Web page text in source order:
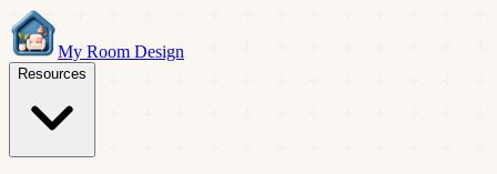
My Room Design
Resources